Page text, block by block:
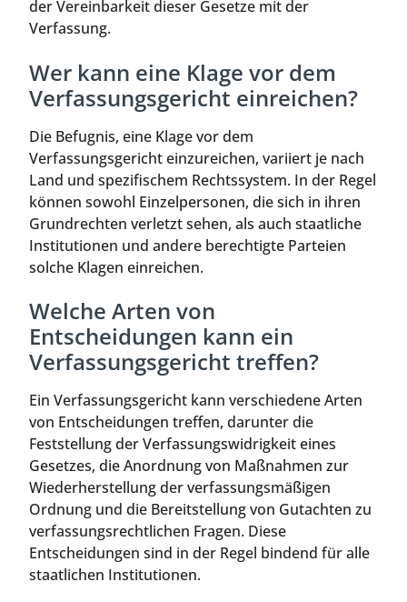
der Vereinbarkeit dieser Gesetze mit der
Verfassung.
Wer kann eine Klage vor dem
Verfassungsgericht einreichen?
Die Befugnis, eine Klage vor dem
Verfassungsgericht einzureichen, variiert je nach
Land und spezifischem Rechtssystem. In der Regel
können sowohl Einzelpersonen, die sich in ihren
Grundrechten verletzt sehen, als auch staatliche
Institutionen und andere berechtigte Parteien
solche Klagen einreichen.
Welche Arten von
Entscheidungen kann ein
Verfassungsgericht treffen?
Ein Verfassungsgericht kann verschiedene Arten
von Entscheidungen treffen, darunter die
Feststellung der Verfassungswidrigkeit eines
Gesetzes, die Anordnung von Maßnahmen zur
Wiederherstellung der verfassungsmäßigen
Ordnung und die Bereitstellung von Gutachten zu
verfassungsrechtlichen Fragen. Diese
Entscheidungen sind in der Regel bindend für alle
staatlichen Institutionen.